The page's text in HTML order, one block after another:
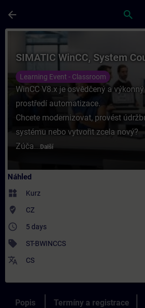
arrow_back search
Kurz - SIMATIC WinCC,
SIMATIC WinCC, System
Learning Event - Classroom
WinCC V8.x je osvědčený a
prostředí automatizace.
Chcete modernizovat, provést
systému nebo vytvořit zcela nový?
Zúča... Další
Náhled
widgets Kurz
where_to_vote CZ
access_time 5 days
sell ST-BWINCCS
translate CS
Popis Termíny a registrace